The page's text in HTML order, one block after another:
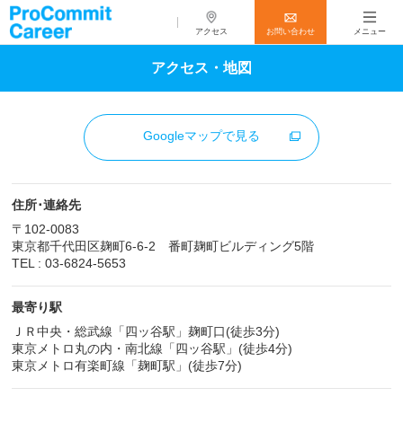
アクセス お問い合わせ メニュー
アクセス・地図
Googleマップで見る
住所･連絡先
〒102-0083
東京都千代田区麹町6-6-2 番町麹町ビルディング5階
TEL : 03-6824-5653
最寄り駅
ＪＲ中央・総武線「四ッ谷駅」麹町口(徒歩3分)
東京メトロ丸の内・南北線「四ッ谷駅」(徒歩4分)
東京メトロ有楽町線「麹町駅」(徒歩7分)